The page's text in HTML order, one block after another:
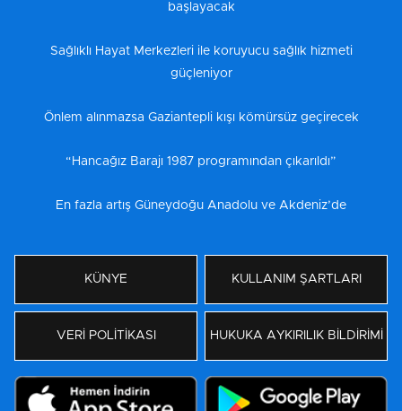
başlayacak
Sağlıklı Hayat Merkezleri ile koruyucu sağlık hizmeti
güçleniyor
Önlem alınmazsa Gaziantepli kışı kömürsüz geçirecek
“Hancağız Barajı 1987 programından çıkarıldı”
En fazla artış Güneydoğu Anadolu ve Akdeniz’de
KÜNYE KULLANIM ŞARTLARI
VERİ POLİTİKASI HUKUKA AYKIRILIK BİLDİRİMİ